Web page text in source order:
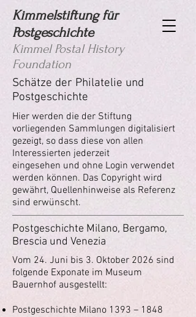
Kimmelstiftung für
Postgeschichte
Kimmel Postal History
Foundation
Schätze der Philatelie und
Postgeschichte
Hier werden die der Stiftung
vorliegenden Sammlungen digitalisiert
gezeigt, so dass diese von allen
Interessierten jederzeit
eingesehen und ohne Login verwendet
werden können. Das Copyright wird
gewährt, Quellenhinweise als Referenz
sind erwünscht.
Postgeschichte Milano, Bergamo,
Brescia und Venezia
Vom 24. Juni bis 3. Oktober 2026 sind
folgende Exponate im Museum
Bauernhof ausgestellt:
Postgeschichte Milano 1393 – 1848